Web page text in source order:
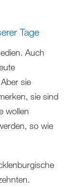
Tage
Auch
sie
sie sind
wollen
so wie